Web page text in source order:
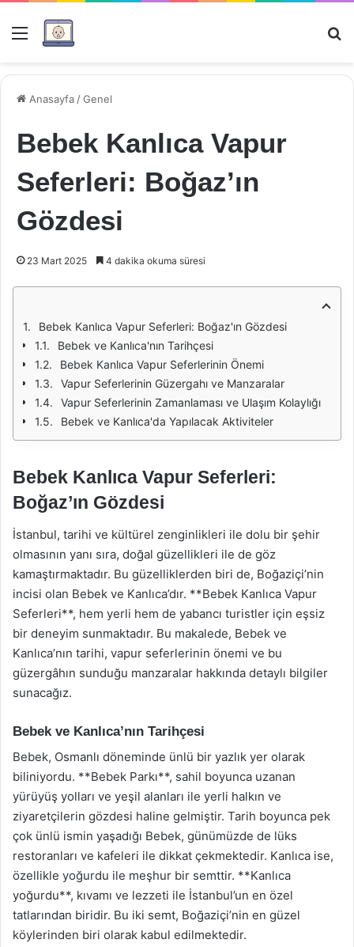
Menü
Anasayfa /Genel
Bebek Kanlıca Vapur
Seferleri: Boğaz’ın
Gözdesi
23 Mart 2025 4 dakika okuma süresi
Bebek Kanlıca Vapur Seferleri: Boğaz'ın Gözdesi
Bebek ve Kanlıca'nın Tarihçesi
Bebek Kanlıca Vapur Seferlerinin Önemi
Vapur Seferlerinin Güzergahı ve Manzaralar
Vapur Seferlerinin Zamanlaması ve Ulaşım Kolaylığı
Bebek ve Kanlıca'da Yapılacak Aktiviteler
Bebek Kanlıca Vapur Seferleri:
Boğaz’ın Gözdesi
İstanbul, tarihi ve kültürel zenginlikleri ile dolu bir şehir
olmasının yanı sıra, doğal güzellikleri ile de göz
kamaştırmaktadır. Bu güzelliklerden biri de, Boğaziçi’nin
incisi olan Bebek ve Kanlıca’dır. **Bebek Kanlıca Vapur
Seferleri**, hem yerli hem de yabancı turistler için eşsiz
bir deneyim sunmaktadır. Bu makalede, Bebek ve
Kanlıca’nın tarihi, vapur seferlerinin önemi ve bu
güzergâhın sunduğu manzaralar hakkında detaylı bilgiler
sunacağız.
Bebek ve Kanlıca’nın Tarihçesi
Bebek, Osmanlı döneminde ünlü bir yazlık yer olarak
biliniyordu. **Bebek Parkı**, sahil boyunca uzanan
yürüyüş yolları ve yeşil alanları ile yerli halkın ve
ziyaretçilerin gözdesi haline gelmiştir. Tarih boyunca pek
çok ünlü ismin yaşadığı Bebek, günümüzde de lüks
restoranları ve kafeleri ile dikkat çekmektedir. Kanlıca ise,
özellikle yoğurdu ile meşhur bir semttir. **Kanlıca
yoğurdu**, kıvamı ve lezzeti ile İstanbul’un en özel
tatlarından biridir. Bu iki semt, Boğaziçi’nin en güzel
köylerinden biri olarak kabul edilmektedir.